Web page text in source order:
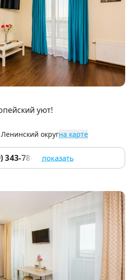
уют!
округна карте
343-78-44 показать